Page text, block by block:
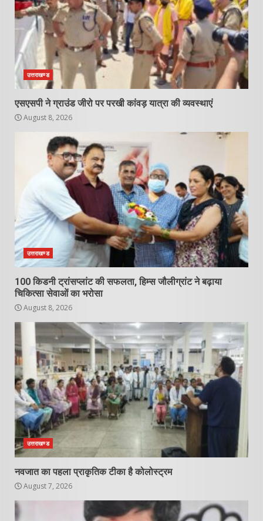
उत्तराखण्ड
एसएसपी ने ग्राउंड जीरो पर परखी कांवड़ यात्रा की व्यवस्थाएं
August 8, 2026
उत्तराखण्ड
100 किडनी ट्रांसप्लांट की सफलता, हिम्स जौलीग्रांट ने बढ़ाया
चिकित्सा सेवाओं का भरोसा
August 8, 2026
उत्तराखण्ड
नवजात का पहला प्राकृतिक टीका है कोलोस्ट्रम
August 7, 2026